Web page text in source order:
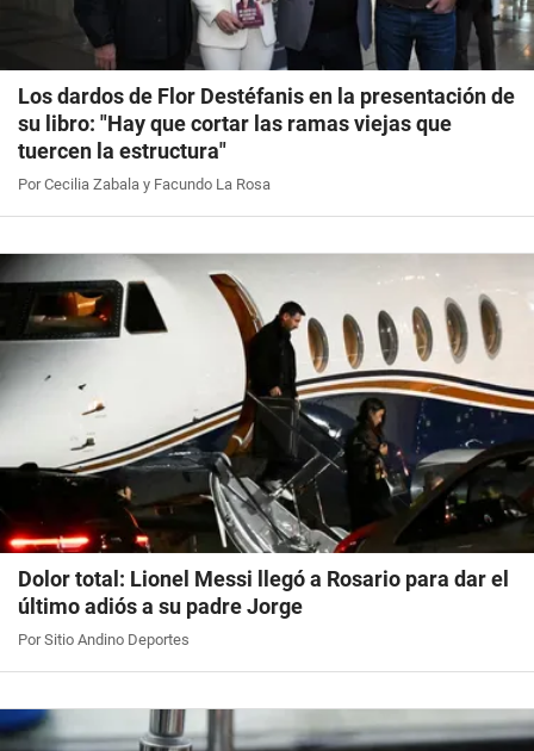
Los dardos de Flor Destéfanis en la presentación de
su libro: "Hay que cortar las ramas viejas que
tuercen la estructura"
Por Cecilia Zabala y Facundo La Rosa
Dolor total: Lionel Messi llegó a Rosario para dar el
último adiós a su padre Jorge
Por Sitio Andino Deportes